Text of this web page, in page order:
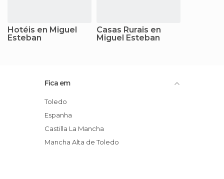
Hotéis en Miguel
Esteban
Casas Rurais en
Miguel Esteban
Fica em
Toledo
Espanha
Castilla La Mancha
Mancha Alta de Toledo